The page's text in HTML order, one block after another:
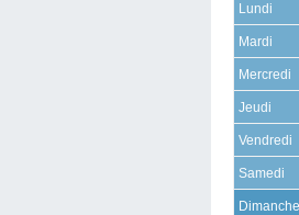
Lundi
Mardi
Mercredi
Jeudi
Vendredi
Samedi
Dimanche